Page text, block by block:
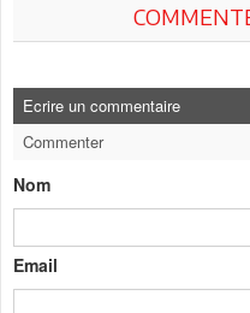
Ecrire un commentaire
Commenter
Nom
Email